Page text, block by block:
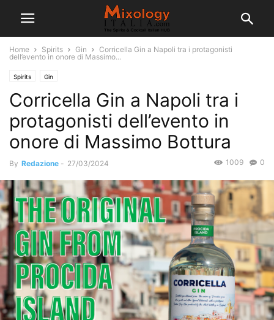
Home Spirits Gin
Corricella Gin a Napoli tra i protagonisti
dell’evento in onore di Massimo...
Spirits Gin
Corricella Gin a Napoli tra i
protagonisti dell’evento in
onore di Massimo Bottura
By Redazione - 27/03/2024 0
1009